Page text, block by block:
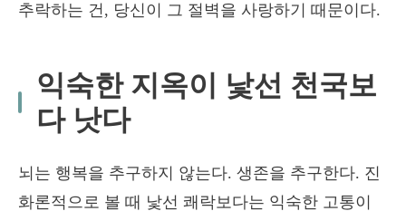
추락하는 건, 당신이 그 절벽을 사랑하기 때문이다.
익숙한 지옥이 낯선 천국보
다 낫다
뇌는 행복을 추구하지 않는다. 생존을 추구한다. 진
화론적으로 볼 때 낯선 쾌락보다는 익숙한 고통이